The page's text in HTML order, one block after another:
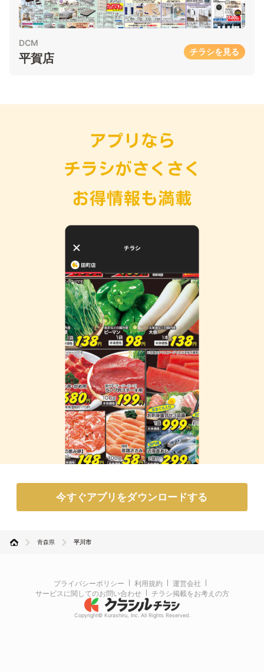
DCM
平賀店 チラシを見る
今すぐアプリをダウンロードする
青森県 平川市
プライバシーポリシー 利用規約
運営会社
サービスに関してのお問い合わせ
チラシ掲載をお考えの方
Copyright© Kurashiru, Inc. All Rights Reserved.